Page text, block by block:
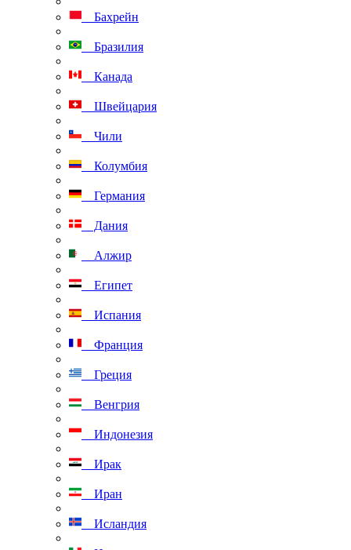
Бахрейн
Бразилия
Канада
Швейцария
Чили
Колумбия
Германия
Дания
Алжир
Египет
Испания
Франция
Греция
Венгрия
Индонезия
Ирак
Иран
Исландия